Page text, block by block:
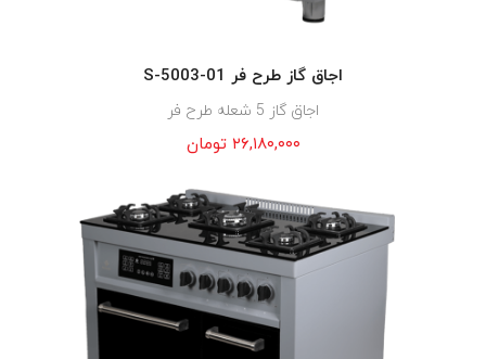
اجاق گاز طرح فر S-5003-01
اجاق گاز 5 شعله طرح فر
۲۶,۱۸۰,۰۰۰ تومان